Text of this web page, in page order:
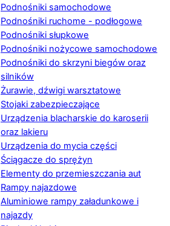
Podnośniki samochodowe
Podnośniki ruchome - podłogowe
Podnośniki słupkowe
Podnośniki nożycowe samochodowe
Podnośniki do skrzyni biegów oraz
silników
Żurawie, dźwigi warsztatowe
Stojaki zabezpieczające
Urządzenia blacharskie do karoserii
oraz lakieru
Urządzenia do mycia części
Ściągacze do sprężyn
Elementy do przemieszczania aut
Rampy najazdowe
Aluminiowe rampy załadunkowe i
najazdy